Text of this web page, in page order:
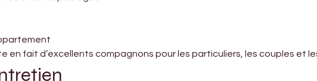
en fait d’excellents compagnons pour les particuliers, les couples et